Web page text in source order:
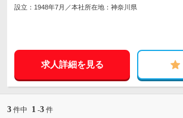
設立：1948年7月／本社所在地：神奈川県
求人詳細を見る
3 件中 1 -3 件